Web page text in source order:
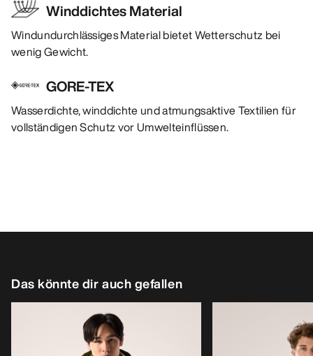
Winddichtes Material
Windundurchlässiges Material bietet Wetterschutz bei
wenig Gewicht.
GORE-TEX
Wasserdichte, winddichte und atmungsaktive Textilien für
vollständigen Schutz vor Umwelteinflüssen.
Das könnte dir auch gefallen